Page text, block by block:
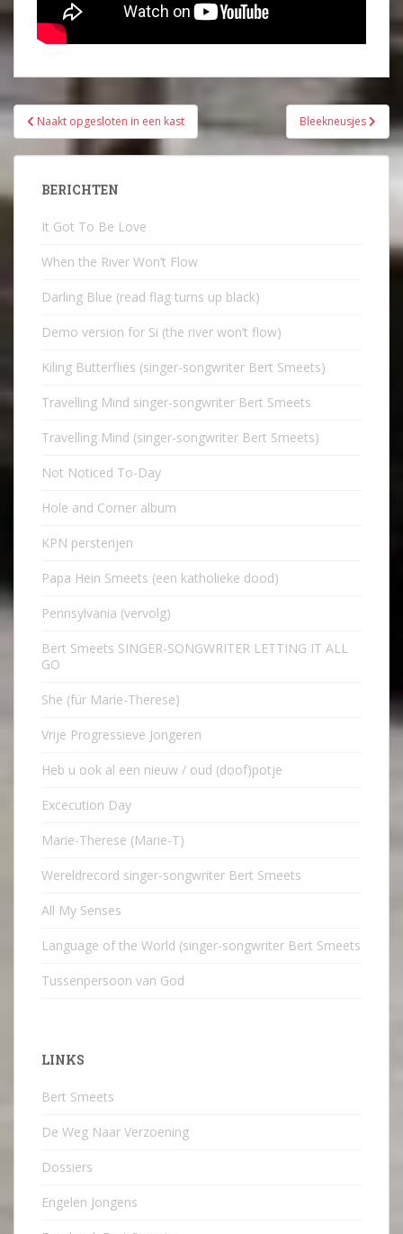
Bericht
navigatie
Naakt opgesloten in een kast Bleekneusjes
BERICHTEN
It Got To Be Love
When the River Won’t Flow
Darling Blue (read flag turns up black)
Demo version for Si (the river won’t flow)
Kiling Butterflies (singer-songwriter Bert Smeets)
Travelling Mind singer-songwriter Bert Smeets
Travelling Mind (singer-songwriter Bert Smeets)
Not Noticed To-Day
Hole and Corner album
KPN persterijen
Papa Hein Smeets (een katholieke dood)
Pennsylvania (vervolg)
Bert Smeets SINGER-SONGWRITER LETTING IT ALL
GO
She (für Marie-Therese)
Vrije Progressieve Jongeren
Heb u ook al een nieuw / oud (doof)potje
Excecution Day
Marie-Therese (Marie-T)
Wereldrecord singer-songwriter Bert Smeets
All My Senses
Language of the World (singer-songwriter Bert Smeets
Tussenpersoon van God
LINKS
Bert Smeets
De Weg Naar Verzoening
Dossiers
Engelen Jongens